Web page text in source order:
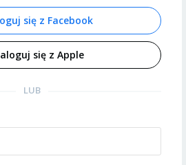
się z Facebook
się z Apple
LUB